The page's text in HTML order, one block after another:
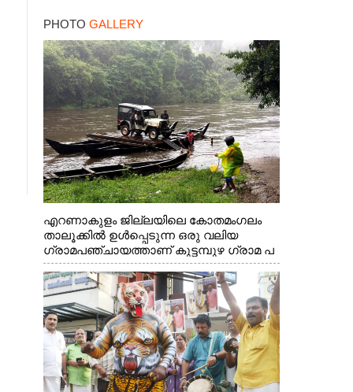
PHOTO GALLERY
എറണാകുളം ജില്ലയിലെ കോതമംഗലം
താലൂക്കിൽ ഉൾപ്പെടുന്ന ഒരു വലിയ
ഗ്രാമപഞ്ചായത്താണ് കുട്ടമ്പുഴ ഗ്രാമ പ
ഞ്ചായത്ത്. ആദിവാസി ഊരുകളായ
വെള്ളാരംകുത്ത്, കത്തിപ്പാറ, ഉറിയംപെട്ടി,
തേക്കല്ല്, വെട്ടിക്കല്ല്, മഞ്ചപ്പാറ എന്നീ
ആറു സ്ഥലങ്ങളിലേക്കുള്ള പ്രധാന
സഞ്ചാര മാർഗമാണ് ഈ കാണുന്ന
കടത്ത് വള്ളം